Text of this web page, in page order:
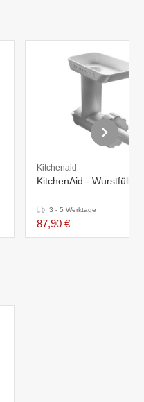
Kitchenaid
KitchenAid - Wurstfüller
3 - 5 Werktage
87,90 €